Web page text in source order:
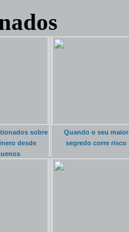
sobre
desde
Quando o seu maior
segredo corre risco